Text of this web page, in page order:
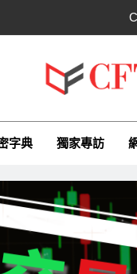
比特幣失守關
CLARITY法案60票
AI（ChatGPT）、區
字典 獨家專訪